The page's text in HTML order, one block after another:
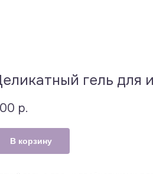
гель для
р.
В корзину